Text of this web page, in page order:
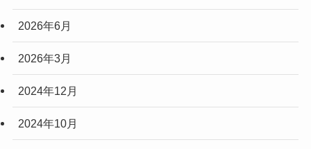
2026年6月
2026年3月
2024年12月
2024年10月